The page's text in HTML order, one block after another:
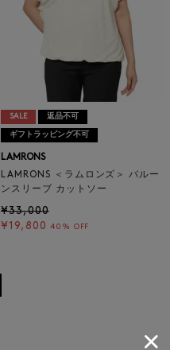
SALE 返品不可
ギフトラッピング不可
LAMRONS
LAMRONS ＜ラムロンズ＞ バルー
ンスリーブ カットソー
¥33,000
¥19,800 40% OFF